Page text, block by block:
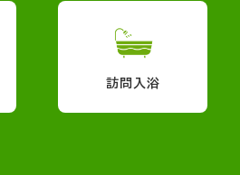
訪問入浴